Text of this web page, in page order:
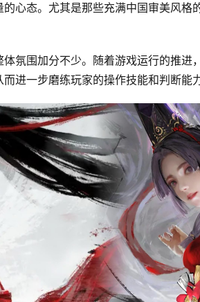
心态。尤其是那些充满中国审美风格
氛围加分不少。随着游戏运行的推进
进一步磨练玩家的操作技能和判断能力